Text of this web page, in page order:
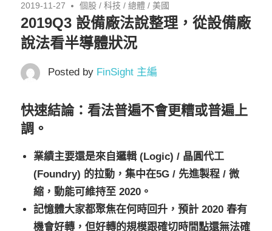
2019-11-27 個股 /科技 /總體 /美國
2019Q3 設備廠法說整理，從設備廠
說法看半導體狀況
Posted by FinSight 主編
快速結論：看法普遍不會更糟或普遍上
調。
業績主要還是來自邏輯 (Logic) / 晶圓代工
(Foundry) 的拉動，集中在5G / 先進製程 / 微
縮，動能可維持至 2020。
記憶體大家都聚焦在何時回升，預計 2020 春有
機會好轉，但好轉的規模跟確切時間點還無法確